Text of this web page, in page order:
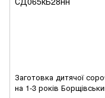
Заготовка дитячої
на 1-3 років